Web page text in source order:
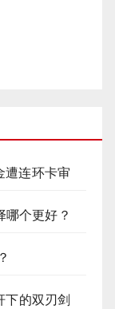
遭连环卡审
哪个更好？
下的双刃剑